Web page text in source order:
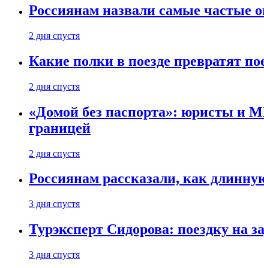
Россиянам назвали самые частые
2 дня спустя
Какие полки в поезде превратят
2 дня спустя
«Домой без паспорта»: юристы и
границей
2 дня спустя
Россиянам рассказали, как
3 дня спустя
Турэксперт Сидорова: поездку на
3 дня спустя